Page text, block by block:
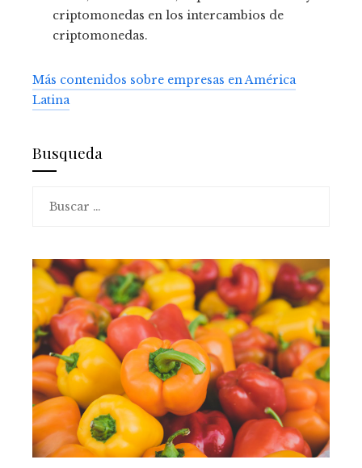
criptomonedas en los intercambios de
criptomonedas.
Más contenidos sobre empresas en América
Latina
Busqueda